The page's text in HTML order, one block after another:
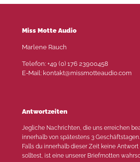
Miss Motte Audio
Marlene Rauch
Telefon: +49 (0) 176 23900458
E-Mail: kontakt@missmotteaudio.com
Antwortzeiten
Jegliche Nachrichten, die uns erreichen
innerhalb von spätestens 3 Geschäftstagen.
Falls du innerhalb dieser Zeit keine
solltest, ist eine unserer Briefmotten